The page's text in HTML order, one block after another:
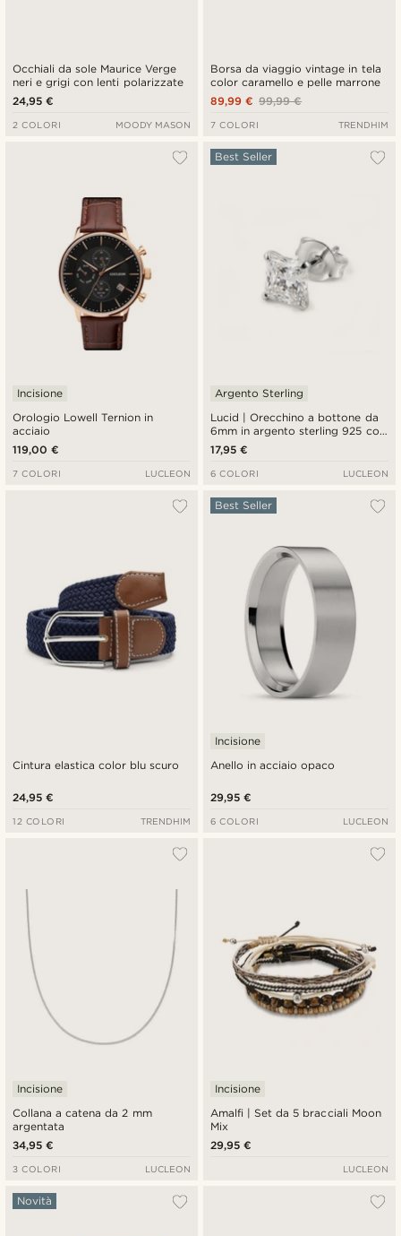
Occhiali da sole Maurice Verge
neri e grigi con lenti polarizzate
24,95 €
2 COLORI MOODY MASON
Borsa da viaggio vintage in tela
color caramello e pelle marrone
99,99 €
89,99 €
7 COLORI TRENDHIM
Orologio Lowell Ternion in
acciaio
Incisione
119,00 €
7 COLORI LUCLEON
Lucid | Orecchino a bottone da
6mm in argento sterling 925 con
zircone quadrato
Best Seller
Argento Sterling
17,95 €
6 COLORI LUCLEON
Cintura elastica color blu scuro
24,95 €
12 COLORI TRENDHIM
Anello in acciaio opaco
Best Seller
Incisione
29,95 €
6 COLORI LUCLEON
Collana a catena da 2 mm
argentata
Incisione
34,95 €
3 COLORI LUCLEON
Amalfi | Set da 5 bracciali Moon
Mix
Incisione
29,95 €
LUCLEON
Novità